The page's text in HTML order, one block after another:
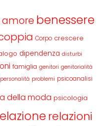
amore benessere
Corpo crescere
dipendenza disturbi
famiglia genitori genitorialità
personalità problemi psicoanalisi
della moda psicologia
relazioni